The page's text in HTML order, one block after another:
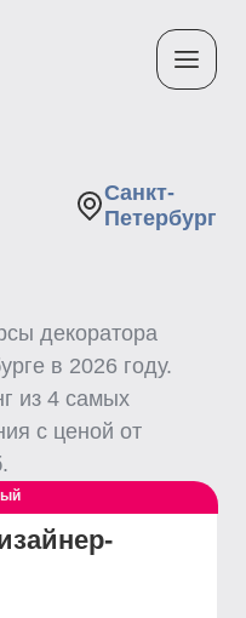
Санкт-
Петербург
декоратора
в 2026 году.
из 4 самых
с ценой от